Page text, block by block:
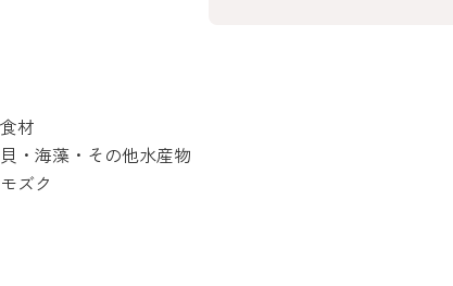
食材
貝・海藻・その他水産物
モズク